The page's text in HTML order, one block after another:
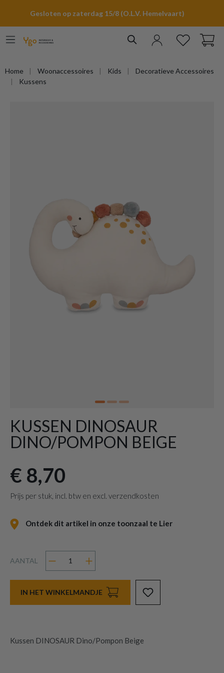
Gesloten op zaterdag 15/8 (O.L.V. Hemelvaart)
Home Woonaccessoires Kids
Decoratieve Accessoires
Kussens
KUSSEN DINOSAUR
DINO/POMPON BEIGE
€ 8,70
Prijs per stuk, incl. btw en excl. verzendkosten
Ontdek dit artikel in onze toonzaal te Lier
AANTAL
IN HET WINKELMANDJE
Kussen DINOSAUR Dino/Pompon Beige